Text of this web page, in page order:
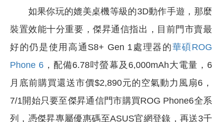
如果你玩的媲美桌機等級的3D動作手遊，那麼
裝置效能十分重要，傑昇通信指出，目前門市賣最
好的仍是使用高通S8+ Gen 1處理器的華碩ROG
Phone 6 ，配備6.78吋螢幕及6,000mAh大電量，6
月底前購買還送市價$2,890元的空氣動力風扇6，
7/1開始只要至傑昇通信門市購買ROG Phone6全系
列，憑傑昇專屬優惠碼至ASUS官網登錄，再送3千